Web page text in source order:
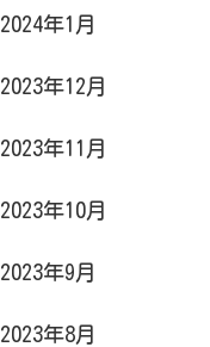
2024年1月
2023年12月
2023年11月
2023年10月
2023年9月
2023年8月